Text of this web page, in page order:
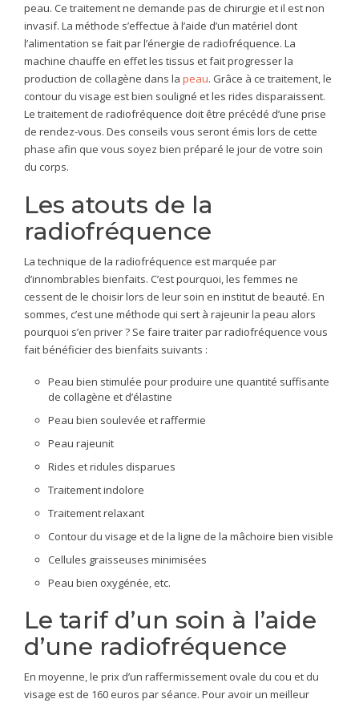
peau. Ce traitement ne demande pas de chirurgie et il est non
invasif. La méthode s’effectue à l’aide d’un matériel dont
l’alimentation se fait par l’énergie de radiofréquence. La
machine chauffe en effet les tissus et fait progresser la
production de collagène dans la peau. Grâce à ce traitement, le
contour du visage est bien souligné et les rides disparaissent.
Le traitement de radiofréquence doit être précédé d’une prise
de rendez-vous. Des conseils vous seront émis lors de cette
phase afin que vous soyez bien préparé le jour de votre soin
du corps.
Les atouts de la
radiofréquence
La technique de la radiofréquence est marquée par
d’innombrables bienfaits. C’est pourquoi, les femmes ne
cessent de le choisir lors de leur soin en institut de beauté. En
sommes, c’est une méthode qui sert à rajeunir la peau alors
pourquoi s’en priver ? Se faire traiter par radiofréquence vous
fait bénéficier des bienfaits suivants :
Peau bien stimulée pour produire une quantité suffisante
de collagène et d’élastine
Peau bien soulevée et raffermie
Peau rajeunit
Rides et ridules disparues
Traitement indolore
Traitement relaxant
Contour du visage et de la ligne de la mâchoire bien visible
Cellules graisseuses minimisées
Peau bien oxygénée, etc.
Le tarif d’un soin à l’aide
d’une radiofréquence
En moyenne, le prix d’un raffermissement ovale du cou et du
visage est de 160 euros par séance. Pour avoir un meilleur